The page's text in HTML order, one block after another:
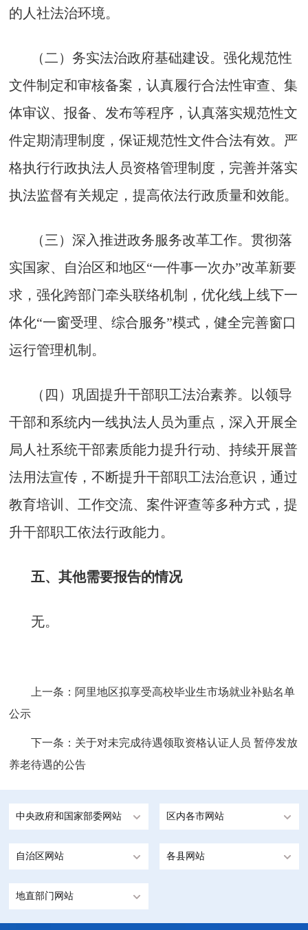
的人社法治环境。
（二）务实法治政府基础建设。强化规范性
文件制定和审核备案，认真履行合法性审查、集
体审议、报备、发布等程序，认真落实规范性文
件定期清理制度，保证规范性文件合法有效。严
格执行行政执法人员资格管理制度，完善并落实
执法监督有关规定，提高依法行政质量和效能。
（三）深入推进政务服务改革工作。贯彻落
实国家、自治区和地区“一件事一次办”改革新要
求，强化跨部门牵头联络机制，优化线上线下一
体化“一窗受理、综合服务”模式，健全完善窗口
运行管理机制。
（四）巩固提升干部职工法治素养。以领导
干部和系统内一线执法人员为重点，深入开展全
局人社系统干部素质能力提升行动、持续开展普
法用法宣传，不断提升干部职工法治意识，通过
教育培训、工作交流、案件评查等多种方式，提
升干部职工依法行政能力。
五、其他需要报告的情况
无。
上一条： 阿里地区拟享受高校毕业生市场就业补贴名单
公示
下一条： 关于对未完成待遇领取资格认证人员 暂停发放
养老待遇的公告
中央政府和国家部委网站 区内各市网站
自治区网站 各县网站
地直部门网站